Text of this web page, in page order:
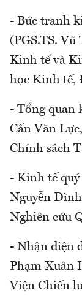
- Bức tranh
(PGS.TS.
Kinh tế và
học Kinh tế,
- Tổng quan
Cấn Văn
Chính sách
- Kinh tế quý
Nguyễn
Nghiên cứu
- Nhận diện
Phạm Xuân
Viện Chiến